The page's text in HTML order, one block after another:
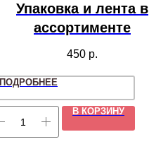
Упаковка и лента в
ассортименте
450 р.
ПОДРОБНЕЕ
В КОРЗИНУ